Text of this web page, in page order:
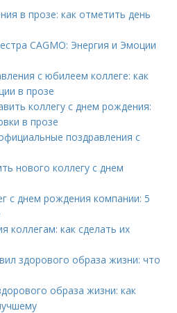
в прозе: как отметить день
CAGMO: Энергия и Эмоции
с юбилеем коллеге: как
в прозе
коллегу с днем рождения:
в прозе
поздравления с
нового коллегу с днем
с днем рождения компании: 5
коллегам: как сделать их
здорового образа жизни: что
образа жизни: как